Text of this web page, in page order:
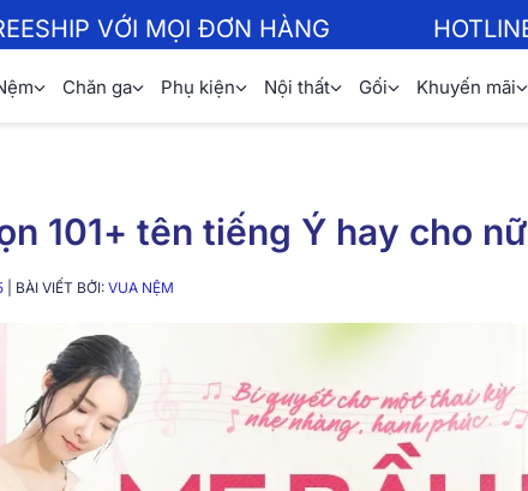
VỚI MỌI ĐƠN HÀNG
Chăn ga Phụ kiện Nội thất Gối Khuyến mãi
101+ tên tiếng Ý hay cho
| BÀI VIẾT BỞI: VUA NỆM